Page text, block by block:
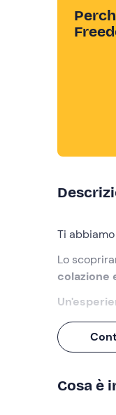
Ti
Lo
colazione
Cosa
nel cuore
Cosa è